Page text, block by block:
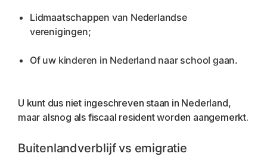
Lidmaatschappen van Nederlandse
verenigingen;
Of uw kinderen in Nederland naar school gaan.
U kunt dus niet ingeschreven staan in Nederland,
maar alsnog als fiscaal resident worden aangemerkt.
Buitenlandverblijf vs emigratie